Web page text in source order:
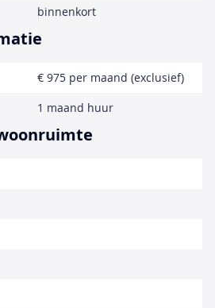
binnenkort
€ 975 per maand (exclusief)
1 maand huur